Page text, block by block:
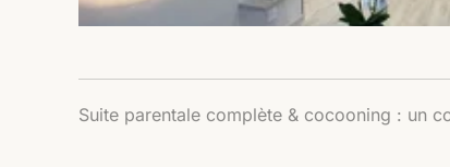
Suite parentale complète & cocooning : un